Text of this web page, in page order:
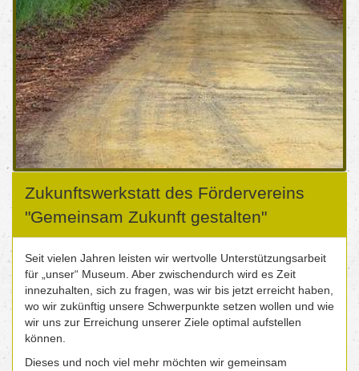
Zukunftswerkstatt des Fördervereins
"Gemeinsam Zukunft gestalten"
Seit vielen Jahren leisten wir wertvolle Unterstützungsarbeit
für „unser“ Museum. Aber zwischendurch wird es Zeit
innezuhalten, sich zu fragen, was wir bis jetzt erreicht haben,
wo wir zukünftig unsere Schwerpunkte setzen wollen und wie
wir uns zur Erreichung unserer Ziele optimal aufstellen
können.
Dieses und noch viel mehr möchten wir gemeinsam